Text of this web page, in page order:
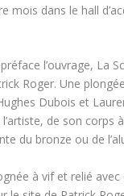
mois dans le hall
l’ouvrage, La
Roger. Une
Dubois et
de son corps
du bronze ou de
à vif et relié